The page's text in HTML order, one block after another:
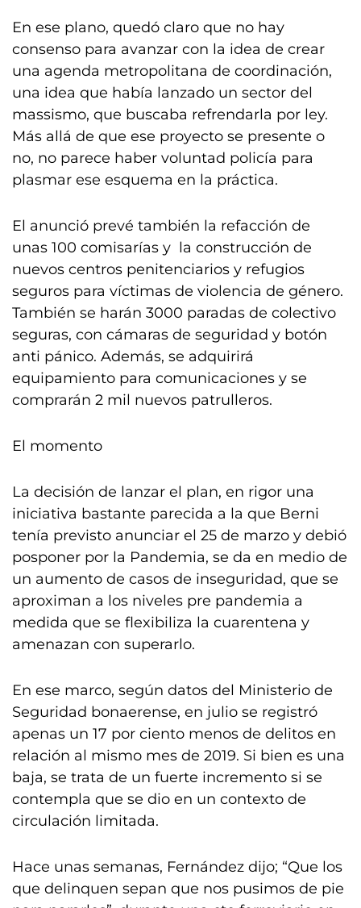
En ese plano, quedó claro que no hay
consenso para avanzar con la idea de crear
una agenda metropolitana de coordinación,
una idea que había lanzado un sector del
massismo, que buscaba refrendarla por ley.
Más allá de que ese proyecto se presente o
no, no parece haber voluntad policía para
plasmar ese esquema en la práctica.
El anunció prevé también la refacción de
unas 100 comisarías y la construcción de
nuevos centros penitenciarios y refugios
seguros para víctimas de violencia de género.
También se harán 3000 paradas de colectivo
seguras, con cámaras de seguridad y botón
anti pánico. Además, se adquirirá
equipamiento para comunicaciones y se
comprarán 2 mil nuevos patrulleros.
El momento
La decisión de lanzar el plan, en rigor una
iniciativa bastante parecida a la que Berni
tenía previsto anunciar el 25 de marzo y debió
posponer por la Pandemia, se da en medio de
un aumento de casos de inseguridad, que se
aproximan a los niveles pre pandemia a
medida que se flexibiliza la cuarentena y
amenazan con superarlo.
En ese marco, según datos del Ministerio de
Seguridad bonaerense, en julio se registró
apenas un 17 por ciento menos de delitos en
relación al mismo mes de 2019. Si bien es una
baja, se trata de un fuerte incremento si se
contempla que se dio en un contexto de
circulación limitada.
Hace unas semanas, Fernández dijo; “Que los
que delinquen sepan que nos pusimos de pie